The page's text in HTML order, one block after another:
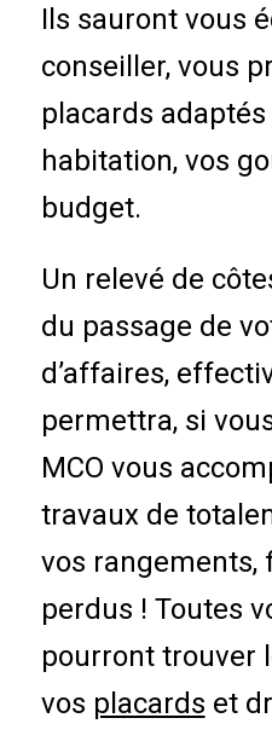
Ils sauront vous
conseiller, vous
placards
habitation, vos
budget.
Un relevé de
du passage de
d’affaires,
permettra, si
MCO vous
travaux de
vos rangements,
perdus ! Toutes
pourront trouver
vos placards et